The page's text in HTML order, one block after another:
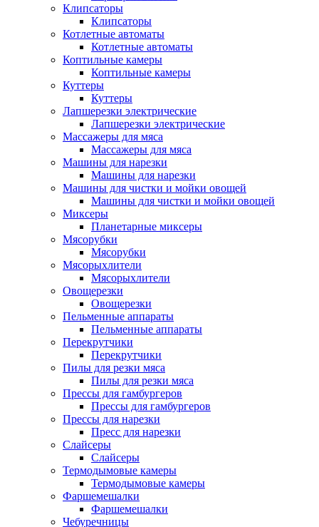
Клипсаторы
Клипсаторы
Котлетные автоматы
Котлетные автоматы
Коптильные камеры
Коптильные камеры
Куттеры
Куттеры
Лапшерезки электрические
Лапшерезки электрические
Массажеры для мяса
Массажеры для мяса
Машины для нарезки
Машины для нарезки
Машины для чистки и мойки овощей
Машины для чистки и мойки овощей
Миксеры
Планетарные миксеры
Мясорубки
Мясорубки
Мясорыхлители
Мясорыхлители
Овощерезки
Овощерезки
Пельменные аппараты
Пельменные аппараты
Перекрутчики
Перекрутчики
Пилы для резки мяса
Пилы для резки мяса
Прессы для гамбургеров
Прессы для гамбургеров
Прессы для нарезки
Пресс для нарезки
Слайсеры
Слайсеры
Термодымовые камеры
Термодымовые камеры
Фаршемешалки
Фаршемешалки
Чебуречницы